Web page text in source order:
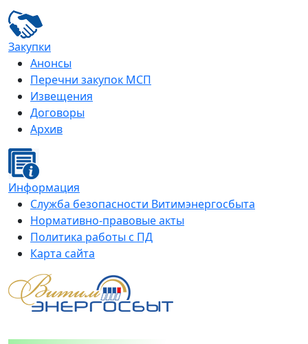
Закупки
Анонсы
Перечни закупок МСП
Извещения
Договоры
Архив
Информация
Служба безопасности Витимэнергосбыта
Нормативно-правовые акты
Политика работы с ПД
Карта сайта